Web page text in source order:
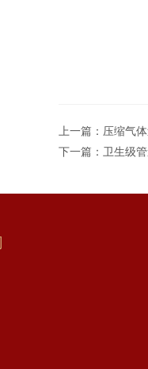
上一篇： 压缩气
下一篇： 卫生级